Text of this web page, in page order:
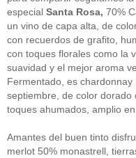
rutas de tapas
(2)
Setas(1)
Sin categoría(348)
solidaridad(1)
tapas (2)
" ALT="RSS" />
RSS - Entradas
ADMINISTRAR
especial Santa Rosa, 70%
un vino de capa alta, de
con recuerdos de grafito,
con toques florales como la
suavidad y el mejor aroma
Fermentado, es chardonnay
septiembre, de color dorado
toques ahumados, amplio
Amantes del buen tinto
merlot 50% monastrell,